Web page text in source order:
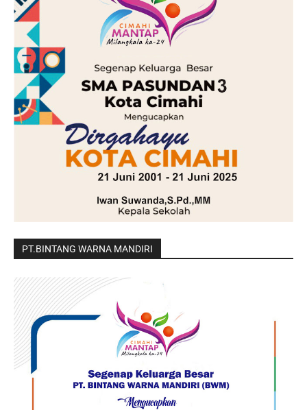
PT.BINTANG WARNA MANDIRI